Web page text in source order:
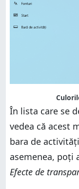
În lista care se
vedea că acest
bara de
asemenea, poți
Efecte de